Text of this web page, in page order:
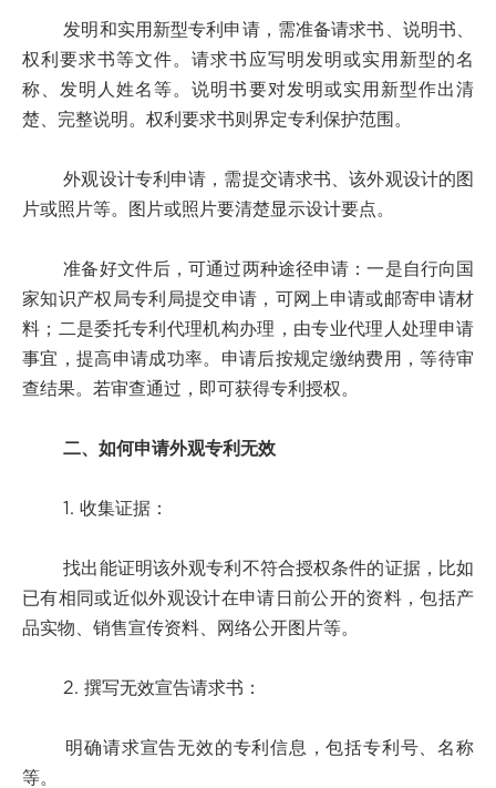
发明和实用新型专利申请，需准备请求书、说明书、
权利要求书等文件。请求书应写明发明或实用新型的名
称、发明人姓名等。说明书要对发明或实用新型作出清
楚、完整说明。权利要求书则界定专利保护范围。
外观设计专利申请，需提交请求书、该外观设计的图
片或照片等。图片或照片要清楚显示设计要点。
准备好文件后，可通过两种途径申请：一是自行向国
家知识产权局专利局提交申请，可网上申请或邮寄申请材
料；二是委托专利代理机构办理，由专业代理人处理申请
事宜，提高申请成功率。申请后按规定缴纳费用，等待审
查结果。若审查通过，即可获得专利授权。
二、如何申请外观专利无效
1. 收集证据：
找出能证明该外观专利不符合授权条件的证据，比如
已有相同或近似外观设计在申请日前公开的资料，包括产
品实物、销售宣传资料、网络公开图片等。
2. 撰写无效宣告请求书：
明确请求宣告无效的专利信息，包括专利号、名称
等。